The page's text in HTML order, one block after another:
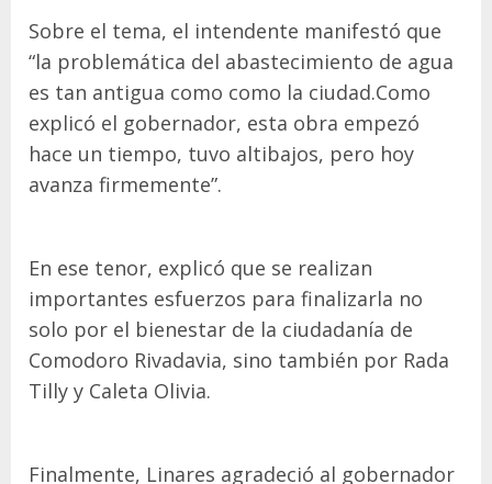
Sobre el tema, el intendente manifestó que
“la problemática del abastecimiento de agua
es tan antigua como como la ciudad.Como
explicó el gobernador, esta obra empezó
hace un tiempo, tuvo altibajos, pero hoy
avanza firmemente”.
En ese tenor, explicó que se realizan
importantes esfuerzos para finalizarla no
solo por el bienestar de la ciudadanía de
Comodoro Rivadavia, sino también por Rada
Tilly y Caleta Olivia.
Finalmente, Linares agradeció al gobernador